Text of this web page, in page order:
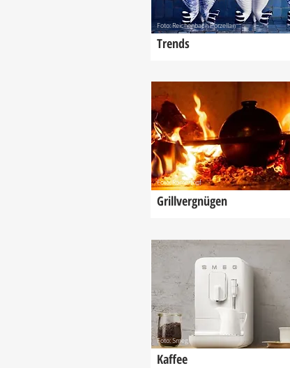
Foto: Reichenbach Porzellan
Trends
Foto: Römertopf
Grillvergnügen
Foto: Smeg
Kaffee